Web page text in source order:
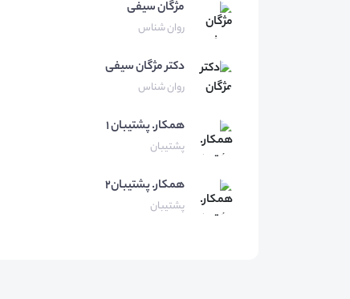
مژگانسیفی
روان شناس
دکتر مژگانسیفی
روان شناس
همكار.پشتيبان ١
پشتیبان
همکار.پشتیبان۲
پشتیبان